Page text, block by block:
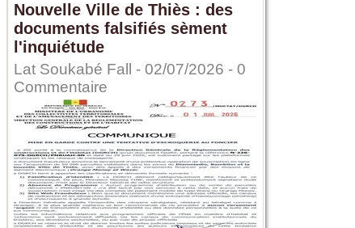
Nouvelle Ville de Thiès : des
documents falsifiés sèment
l'inquiétude
Lat Soukabé Fall - 02/07/2026 - 0
Commentaire